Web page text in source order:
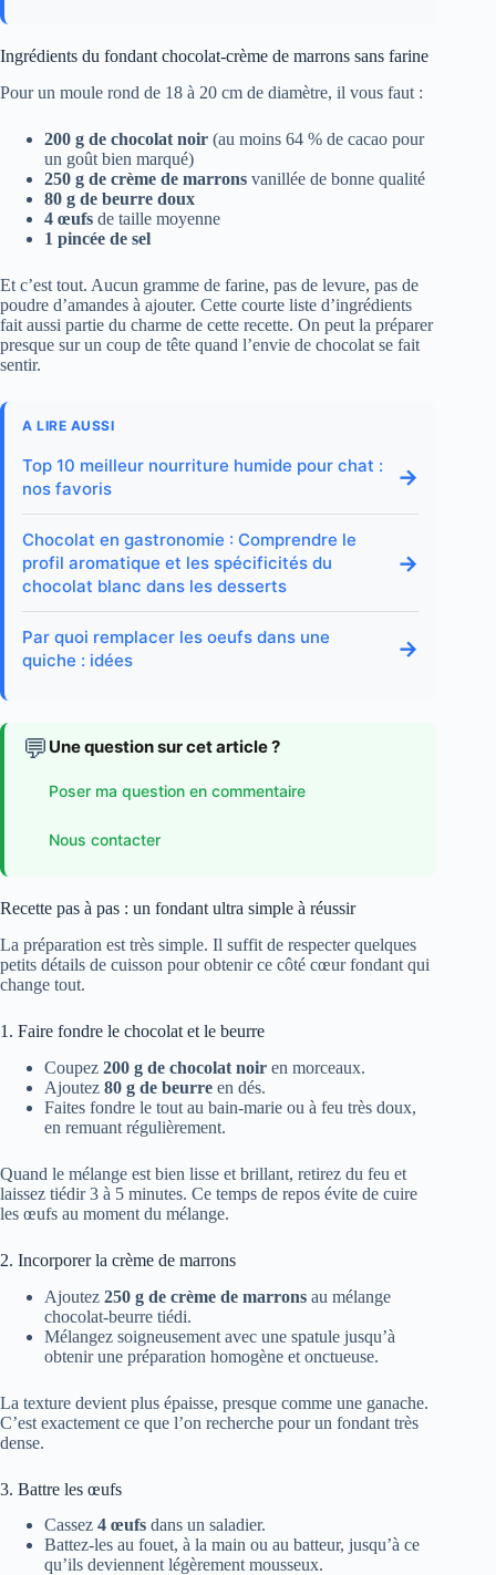
Ingrédients du fondant chocolat-crème de marrons sans farine
Pour un moule rond de 18 à 20 cm de diamètre, il vous faut :
200 g de chocolat noir (au moins 64 % de cacao pour
un goût bien marqué)
250 g de crème de marrons vanillée de bonne qualité
80 g de beurre doux
4 œufs de taille moyenne
1 pincée de sel
Et c’est tout. Aucun gramme de farine, pas de levure, pas de
poudre d’amandes à ajouter. Cette courte liste d’ingrédients
fait aussi partie du charme de cette recette. On peut la préparer
presque sur un coup de tête quand l’envie de chocolat se fait
sentir.
A LIRE AUSSI
Top 10 meilleur nourriture humide pour chat :
nos favoris
→
Chocolat en gastronomie : Comprendre le
profil aromatique et les spécificités du
chocolat blanc dans les desserts
→
Par quoi remplacer les oeufs dans une
quiche : idées
→
💬 Une question sur cet article ?
Poser ma question en commentaire
Nous contacter
Recette pas à pas : un fondant ultra simple à réussir
La préparation est très simple. Il suffit de respecter quelques
petits détails de cuisson pour obtenir ce côté cœur fondant qui
change tout.
1. Faire fondre le chocolat et le beurre
Coupez 200 g de chocolat noir en morceaux.
Ajoutez 80 g de beurre en dés.
Faites fondre le tout au bain-marie ou à feu très doux,
en remuant régulièrement.
Quand le mélange est bien lisse et brillant, retirez du feu et
laissez tiédir 3 à 5 minutes. Ce temps de repos évite de cuire
les œufs au moment du mélange.
2. Incorporer la crème de marrons
Ajoutez 250 g de crème de marrons au mélange
chocolat-beurre tiédi.
Mélangez soigneusement avec une spatule jusqu’à
obtenir une préparation homogène et onctueuse.
La texture devient plus épaisse, presque comme une ganache.
C’est exactement ce que l’on recherche pour un fondant très
dense.
3. Battre les œufs
Cassez 4 œufs dans un saladier.
Battez-les au fouet, à la main ou au batteur, jusqu’à ce
qu’ils deviennent légèrement mousseux.